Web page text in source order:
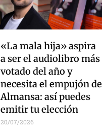
«La mala hija» aspira
a ser el audiolibro más
votado del año y
necesita el empujón de
Almansa: así puedes
emitir tu elección
20/07/2026